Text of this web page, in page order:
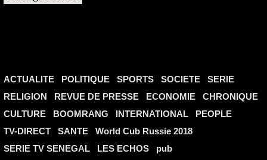
ACTUALITE POLITIQUE SPORTS SOCIETE
SERIE
RELIGION
REVUE DE PRESSE ECONOMIE
CHRONIQUE
CULTURE
BOOMRANG INTERNATIONAL
PEOPLE
TV-DIRECT
SANTE
World Cub Russie 2018
SERIE TV SENEGAL
LES ECHOS
pub